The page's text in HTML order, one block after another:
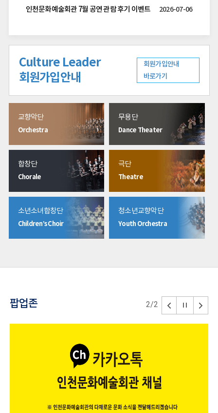
인천문화예술회관 7월 공연 관람 후기 이벤트 2026-07-06
공지사
Culture Leader
회원가입안내
회원가입안내
바로가기
교향악단
Orchestra
무용단
Dance Theater
합창단
Chorale
극단
Theatre
소년소녀합창단
Children’s Choir
청소년교향악단
Youth Orchestra
팝업존 2/2